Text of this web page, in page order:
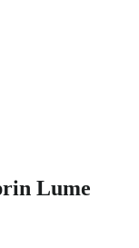
Lume